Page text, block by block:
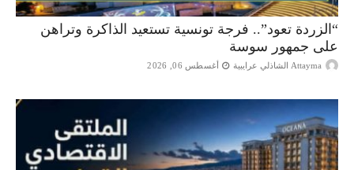
“الزردة تعود”.. فرجة تونسية تستعيد الذاكرة وتراهن
على جمهور سوسة
Attayma الشاذلي عرايبية أغسطس 06, 2026